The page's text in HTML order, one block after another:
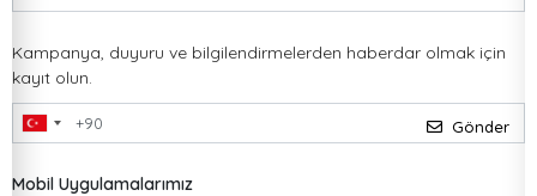
Kampanya, duyuru ve bilgilendirmelerden haberdar olmak için
kayıt olun.
Gönder
Mobil Uygulamalarımız